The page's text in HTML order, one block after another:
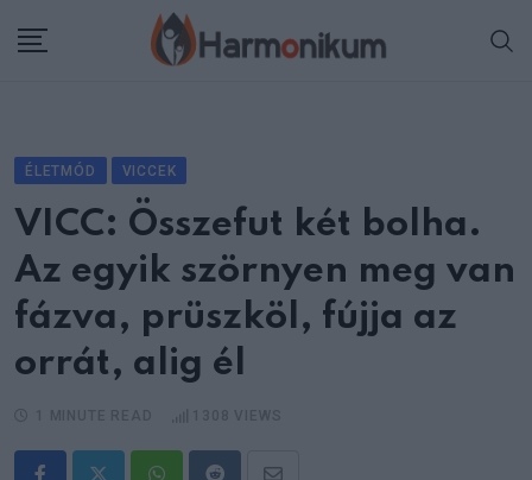
ÉLETMÓD VICCEK
VICC: Összefut két bolha.
Az egyik szörnyen meg van
fázva, prüszköl, fújja az
orrát, alig él